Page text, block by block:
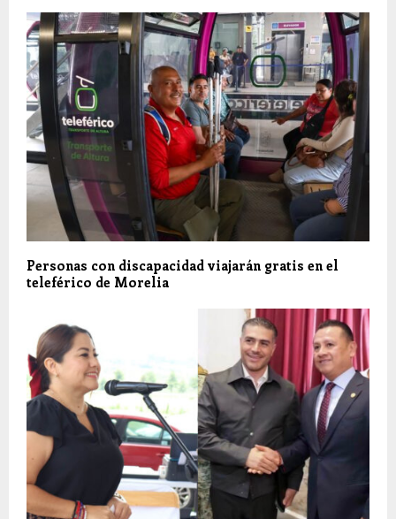
Personas con discapacidad viajarán gratis en el
teleférico de Morelia